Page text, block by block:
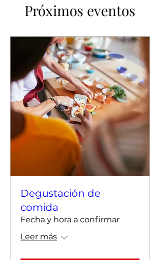
Próximos eventos
Degustación de
comida
Fecha y hora a confirmar
Leer más